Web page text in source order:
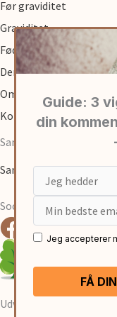
Før graviditet
Graviditet
Fødsel
Den første tid med baby
Om
Kontakt
Samarbejde
Samarbejde med
Social
Udviklet af:
Jeg accepterer